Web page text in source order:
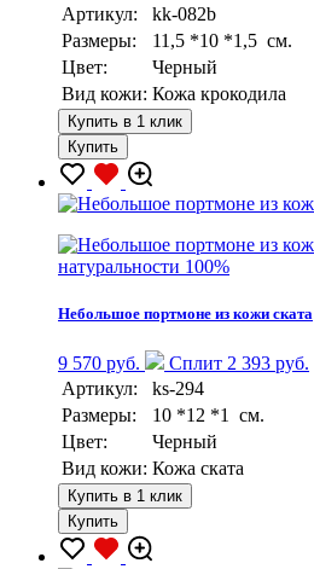
Артикул:
kk-082b
Размеры:
11,5 *10 *1,5 см.
Цвет:
Черный
Вид кожи: Кожа крокодила
Купить в 1 клик
Купить
натуральности 100%
Небольшое портмоне из кожи ската
9 570 руб.
Сплит 2 393 руб.
Артикул:
ks-294
Размеры:
10 *12 *1 см.
Цвет:
Черный
Вид кожи: Кожа ската
Купить в 1 клик
Купить